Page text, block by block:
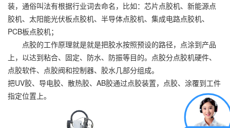
装，通俗叫法有根据行业词去命名，比如：芯片点胶机、新能源点
胶机、太阳能光伏板点胶机、半导体点胶机、集成电路点胶机、
PCB板点胶机；
点胶的工作原理就是就是把胶水按照预设的路径， 点涂到产品
上，以达到粘合、固定、防水、防振等目的。点胶分点胶机硬件、
点胶软件、点胶阀和控制器、胶水几部分组成。
把UV胶、导电胶、散热胶、AB胶通过点胶装置，点胶、涂覆到工件
指定位置上。